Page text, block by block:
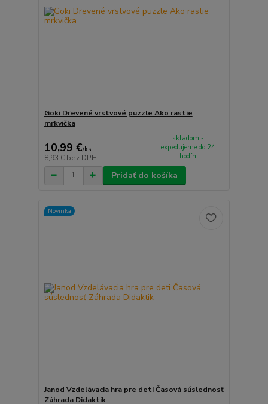
Goki Drevené vrstvové puzzle Ako rastie
mrkvička
10,99 €/ks
8,93 € bez DPH
skladom -
expedujeme do 24
hodín
Pridať do košíka
Novinka
Janod Vzdelávacia hra pre deti Časová súslednosť
Záhrada Didaktik